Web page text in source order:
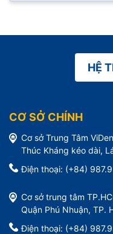
HỆ
CƠ SỞ CHÍNH
Cơ sở Trung Tâm
Thúc Kháng kéo dài,
Điện thoại: (+84)
Cơ sở trung tâm
Quận Phú Nhuận, TP.
Điện thoại: (+84)